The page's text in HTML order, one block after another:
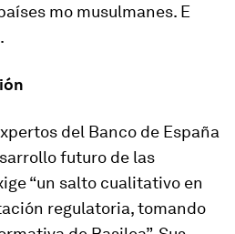
mo musulmanes. E
del Banco de España
futuro de las
“un salto cualitativo en
regulatoria, tomando